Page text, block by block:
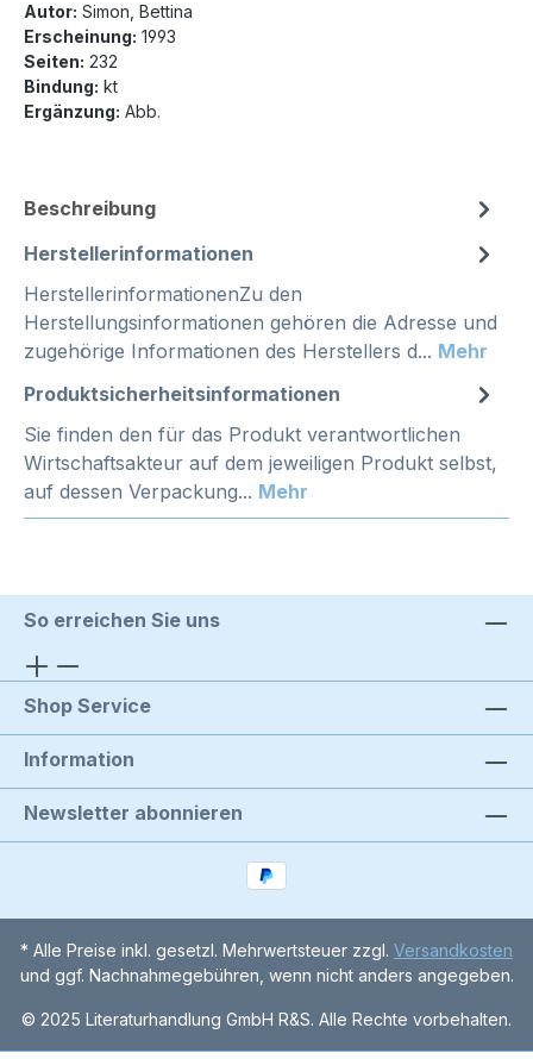
Autor: Simon, Bettina
Erscheinung: 1993
Seiten: 232
Bindung: kt
Ergänzung: Abb.
Beschreibung
Herstellerinformationen
HerstellerinformationenZu den
Herstellungsinformationen gehören die Adresse und
zugehörige Informationen des Herstellers d... Mehr
Produktsicherheitsinformationen
Sie finden den für das Produkt verantwortlichen
Wirtschaftsakteur auf dem jeweiligen Produkt selbst,
auf dessen Verpackung... Mehr
So erreichen Sie uns
Shop Service
Information
Newsletter abonnieren
* Alle Preise inkl. gesetzl. Mehrwertsteuer zzgl. Versandkosten
und ggf. Nachnahmegebühren, wenn nicht anders angegeben.
© 2025 Literaturhandlung GmbH R&S. Alle Rechte vorbehalten.